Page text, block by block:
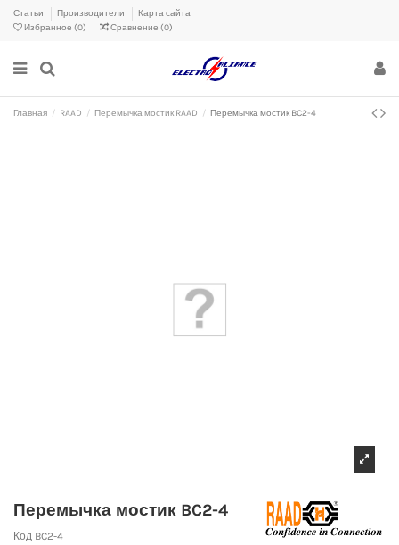
Статьи Производители
Карта сайта
Избранное (0) Сравнение (0)
Главная RAAD Перемычка мостик RAAD Перемычка мостик BC2-4
Перемычка мостик BC2-4
Код BC2-4